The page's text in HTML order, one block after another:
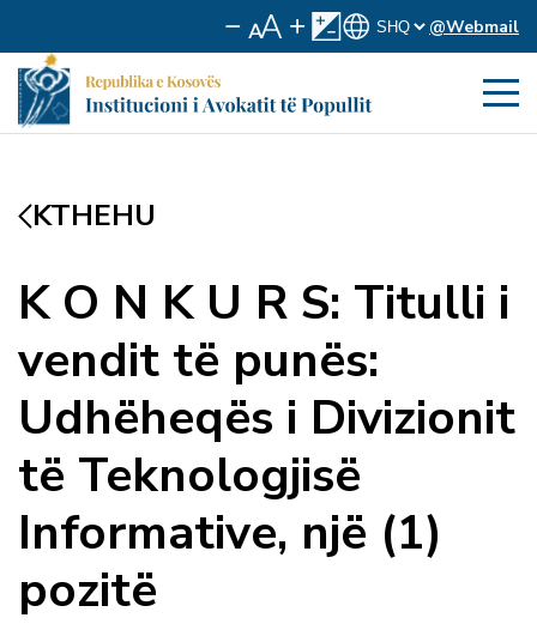
@Webmail
KTHEHU
K O N K U R S: Titulli i
vendit të punës:
Udhëheqës i Divizionit
të Teknologjisë
Informative, një (1)
pozitë